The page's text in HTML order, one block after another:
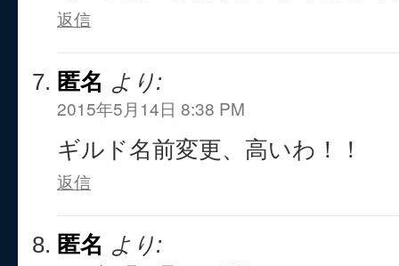
返信
匿名 より:
2015年5月14日 8:38 PM
ギルド名前変更、高いわ！！
返信
匿名 より: